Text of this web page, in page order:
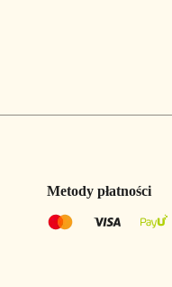
Metody płatności